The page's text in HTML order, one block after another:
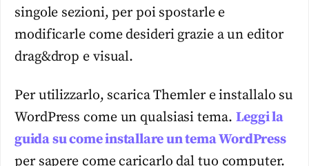
singole sezioni, per poi spostarle e
modificarle come desideri grazie a un editor
drag&drop e visual.
Per utilizzarlo, scarica Themler e installalo su
WordPress come un qualsiasi tema. Leggi la
guida su come installare un tema WordPress
per sapere come caricarlo dal tuo computer.